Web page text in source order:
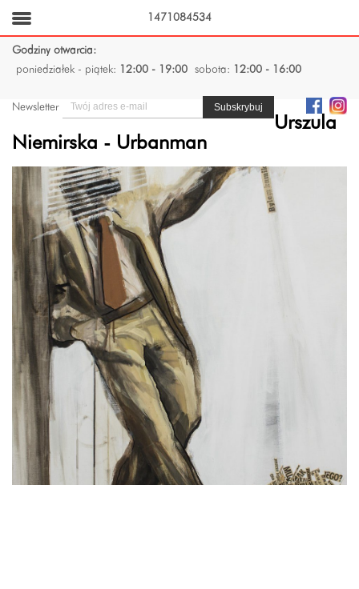
Godziny otwarcia:
poniedziałek - piątek:
12:00 - 19:00 sobota: 12:00 - 16:00
Newsletter
Urszula
Niemirska - Urbanman
1471084534